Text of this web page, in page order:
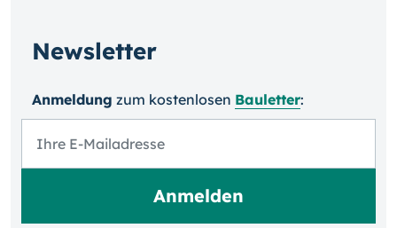
Newsletter
Anmeldung zum kosten­losen Bauletter: